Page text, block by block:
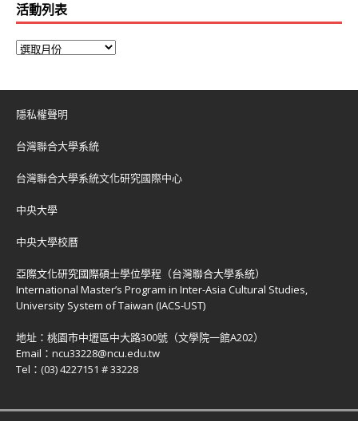
活動列表
隱私權聲明
台灣聯合大學系統
台灣聯合大學系統文化研究國際中心
中央大學
中央大學校曆
亞際文化研究國際碩士學位學程（台灣聯合大學系統）
International Master’s Program in Inter-Asia Cultural Studies,
University System of Taiwan (IACS-UST)
地址： 桃園市中壢區中大路300號（文學院一館A202）
Email： ncu33228@ncu.edu.tw
Tel： (03) 4227151 # 33228